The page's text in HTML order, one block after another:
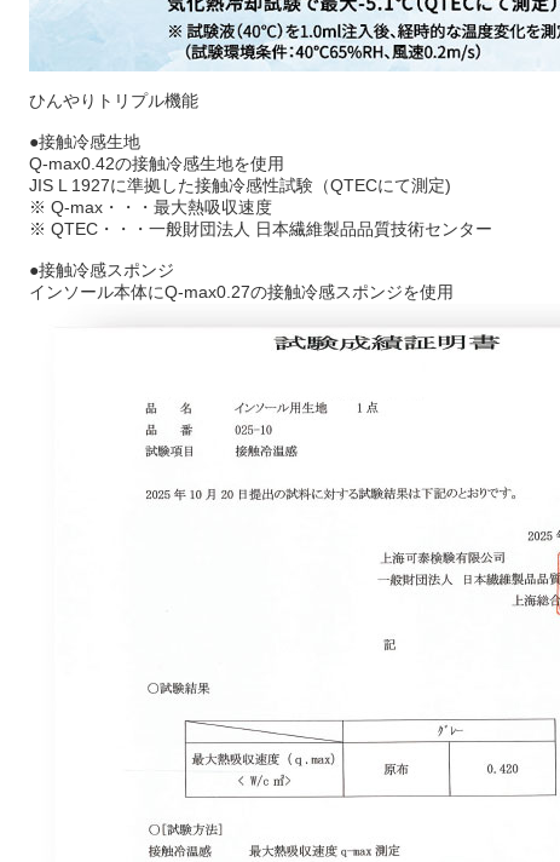
ひんやりトリプル機能
●接触冷感生地
Q-max0.42の接触冷感生地を使用
JIS L 1927に準拠した接触冷感性試験（QTECにて測定)
※ Q-max・・・最大熱吸収速度
※ QTEC・・・一般財団法人 日本繊維製品品質技術センター
●接触冷感スポンジ
インソール本体にQ-max0.27の接触冷感スポンジを使用